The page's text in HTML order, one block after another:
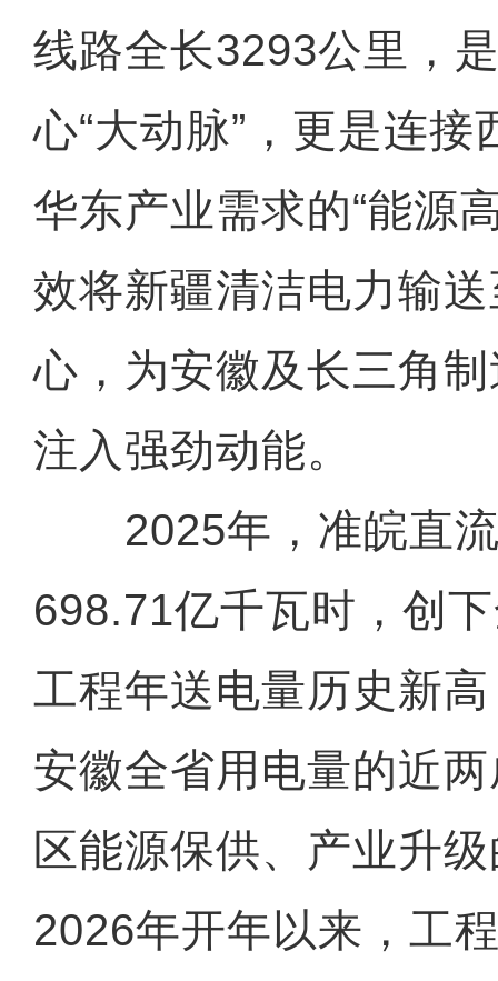
线路全长3293公里，
心“大动脉”，更是连
华东产业需求的“能源
效将新疆清洁电力输
心，为安徽及长三角
注入强劲动能。
2025年，准皖直流
698.71亿千瓦时，创
工程年送电量历史新
安徽全省用电量的近
区能源保供、产业升
2026年开年以来，工